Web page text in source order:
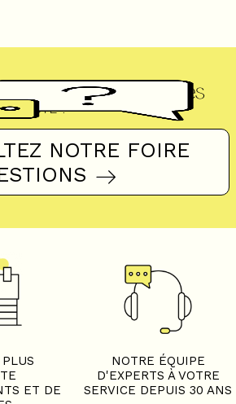
fréquentes
UN DOUTE ?
NOTRE FOIRE
ET DE
NOTRE ÉQUIPE
D'EXPERTS À VOTRE
SERVICE DEPUIS 30 ANS